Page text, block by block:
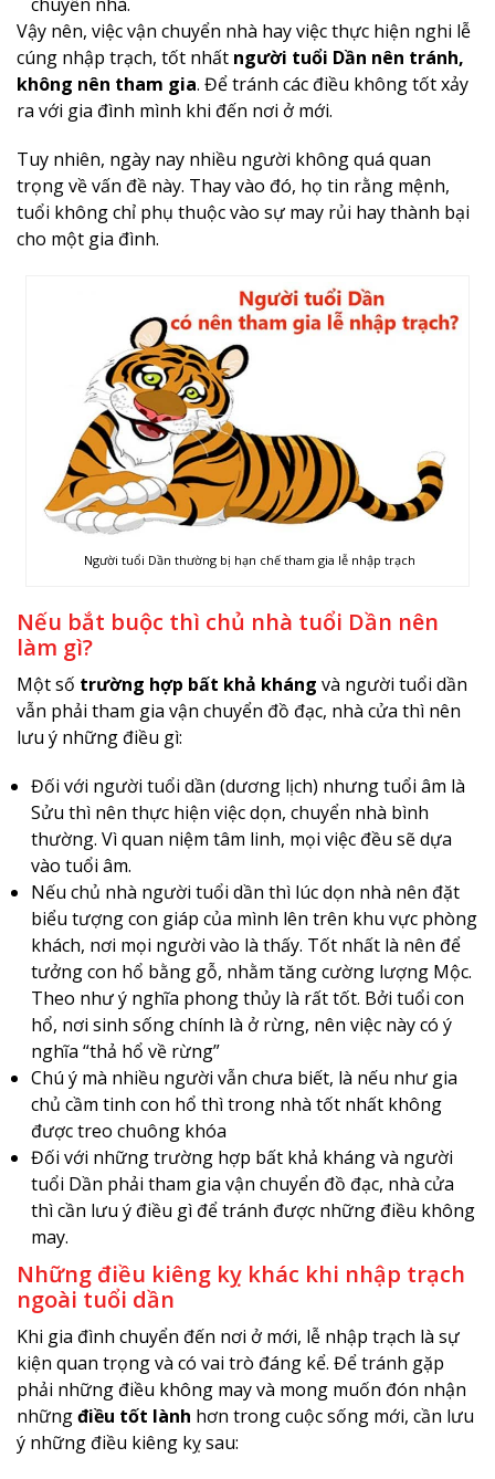
Vậy nên, việc vận chuyển nhà hay việc thực hiện nghi lễ
cúng nhập trạch, tốt nhất người tuổi Dần nên tránh,
không nên tham gia. Để tránh các điều không tốt xảy
ra với gia đình mình khi đến nơi ở mới.
Tuy nhiên, ngày nay nhiều người không quá quan
trọng về vấn đề này. Thay vào đó, họ tin rằng mệnh,
tuổi không chỉ phụ thuộc vào sự may rủi hay thành bại
cho một gia đình.
Người tuổi Dần thường bị hạn chế tham gia lễ nhập trạch
Nếu bắt buộc thì chủ nhà tuổi Dần nên
làm gì?
Một số trường hợp bất khả kháng và người tuổi dần
vẫn phải tham gia vận chuyển đồ đạc, nhà cửa thì nên
lưu ý những điều gì:
Đối với người tuổi dần (dương lịch) nhưng tuổi âm là
Sửu thì nên thực hiện việc dọn, chuyển nhà bình
thường. Vì quan niệm tâm linh, mọi việc đều sẽ dựa
vào tuổi âm.
Nếu chủ nhà người tuổi dần thì lúc dọn nhà nên đặt
biểu tượng con giáp của mình lên trên khu vực phòng
khách, nơi mọi người vào là thấy. Tốt nhất là nên để
tưởng con hổ bằng gỗ, nhằm tăng cường lượng Mộc.
Theo như ý nghĩa phong thủy là rất tốt. Bởi tuổi con
hổ, nơi sinh sống chính là ở rừng, nên việc này có ý
nghĩa “thả hổ về rừng”
Chú ý mà nhiều người vẫn chưa biết, là nếu như gia
chủ cầm tinh con hổ thì trong nhà tốt nhất không
được treo chuông khóa
Đối với những trường hợp bất khả kháng và người
tuổi Dần phải tham gia vận chuyển đồ đạc, nhà cửa
thì cần lưu ý điều gì để tránh được những điều không
may.
Những điều kiêng kỵ khác khi nhập trạch
ngoài tuổi dần
Khi gia đình chuyển đến nơi ở mới, lễ nhập trạch là sự
kiện quan trọng và có vai trò đáng kể. Để tránh gặp
phải những điều không may và mong muốn đón nhận
nhữngđiều tốt lành hơn trong cuộc sống mới, cần lưu
ý những điều kiêng kỵ sau: